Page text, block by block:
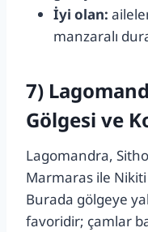
İyi olan:
manzaralı
7)
Gölgesi ve
Lagomandra,
Marmaras ile Nikiti
Burada gölgeye
favoridir; çamlar